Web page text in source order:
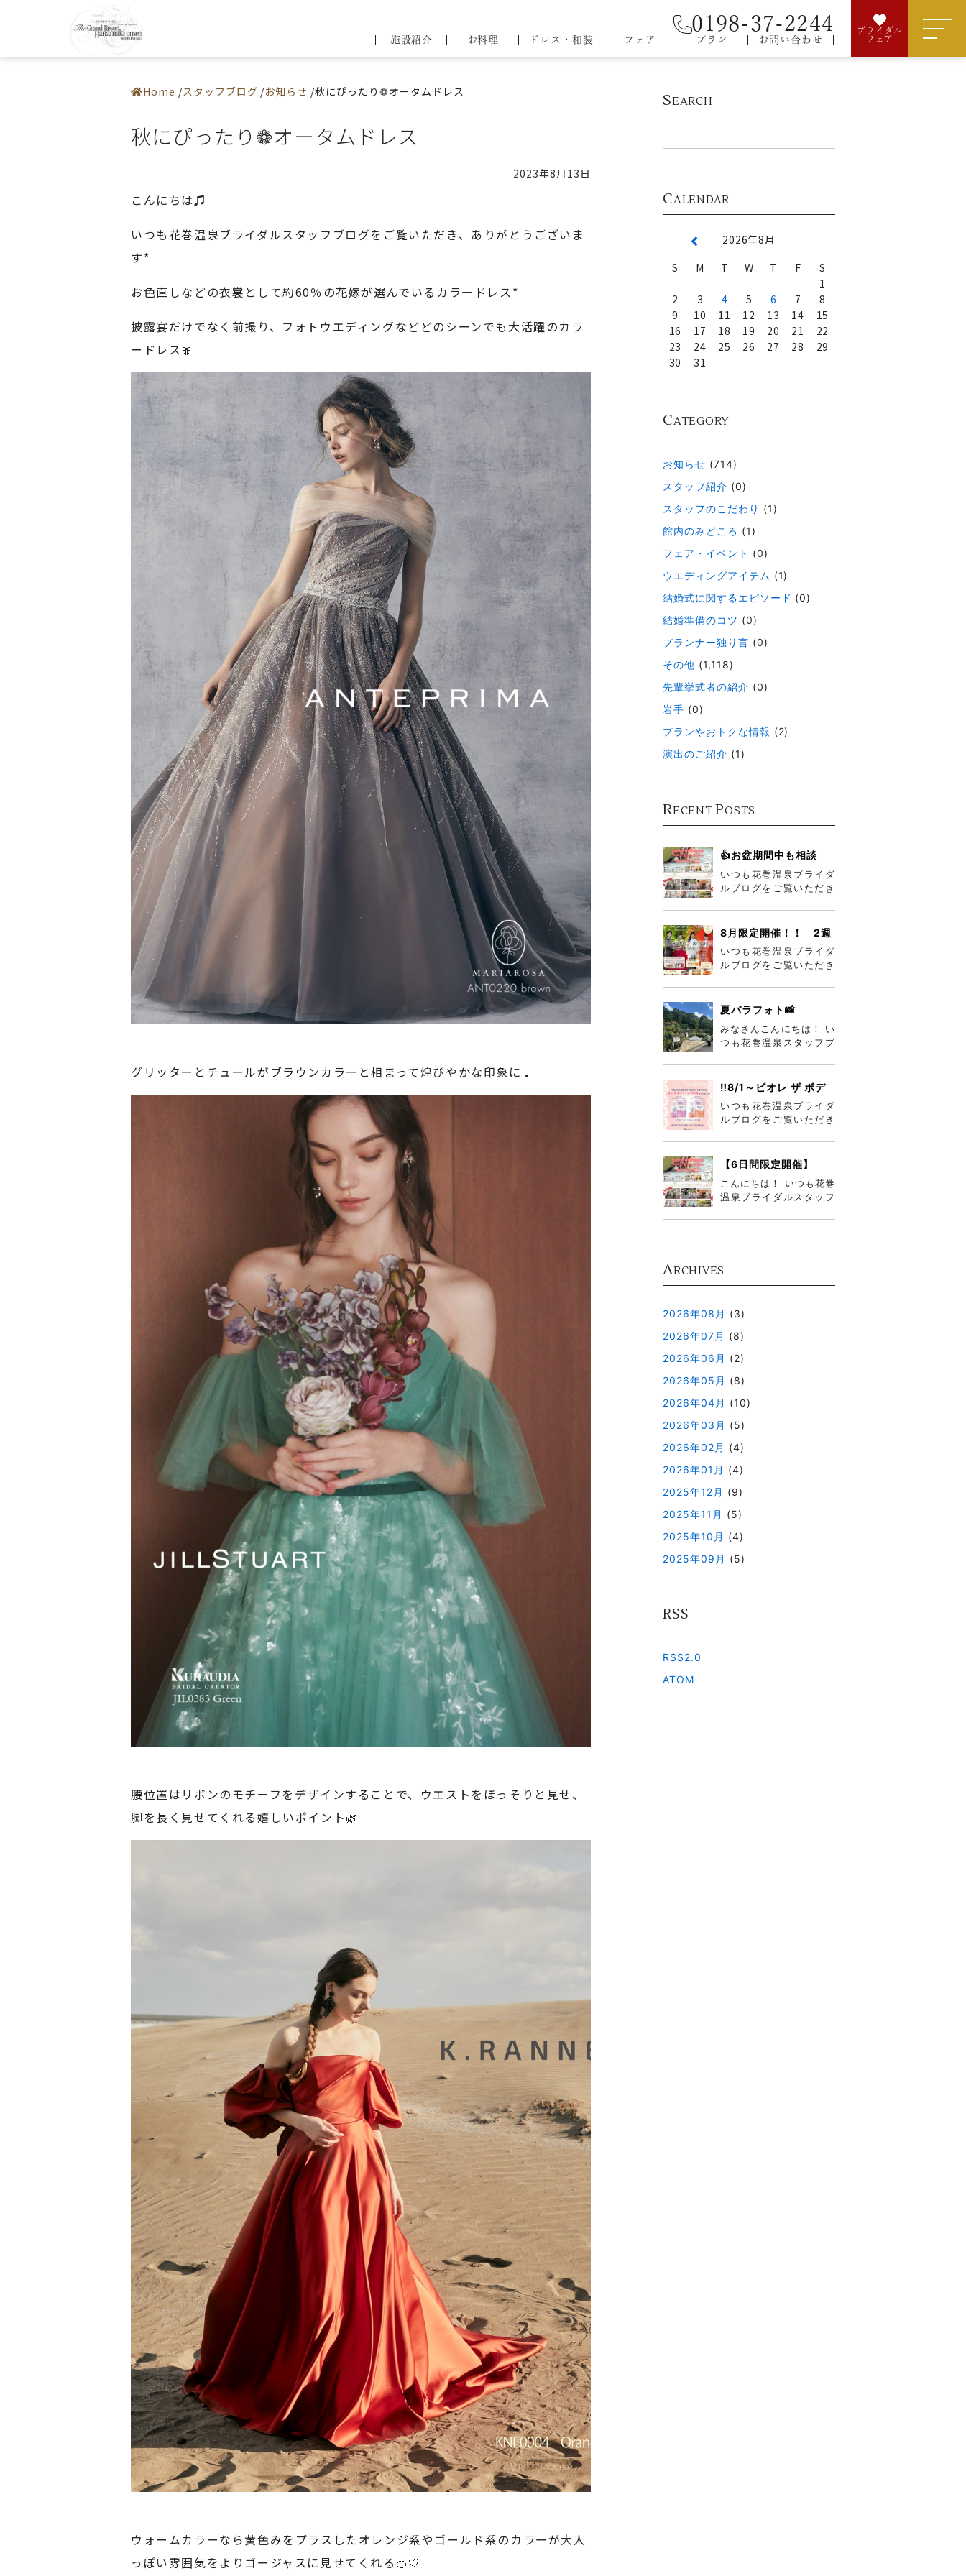
0198-37-2244
施設紹介 お料理 ドレス・和装 フェア プラン お問い合わせ
ブライダル
フェア
フェア
― 宴会会場
お知らせ・イベント
ウエディングレポート
ステイウエディング
ご成約の方へ
お問い合わせ
Home スタッフブログ お知らせ 秋にぴったり❁オータムドレス
秋にぴったり❁オータムドレス
2023年8月13日
こんにちは♫
いつも花巻温泉ブライダルスタッフブログをご覧いただき、ありがとうございま
す*
お色直しなどの衣裳として約60％の花嫁が選んでいるカラードレス*
披露宴だけでなく前撮り、フォトウエディングなどどのシーンでも大活躍のカラ
ードレス🎀
グリッターとチュールがブラウンカラーと相まって煌びやかな印象に♩
腰位置はリボンのモチーフをデザインすることで、ウエストをほっそりと見せ、
脚を長く見せてくれる嬉しいポイント🌿
ウォームカラーなら黄色みをプラスしたオレンジ系やゴールド系のカラーが大人
っぽい雰囲気をよりゴージャスに見せてくれる🍊🤍
SEARCH
CALENDAR
2026年8月
S
M T W T F
S
1
2
3 4 5 6 7
8
9
10 11 12 13 14
15
16
17 18 19 20 21
22
23
24 25 26 27 28
29
30
31
CATEGORY
お知らせ (714)
スタッフ紹介 (0)
スタッフのこだわり (1)
館内のみどころ (1)
フェア・イベント (0)
ウエディングアイテム (1)
結婚式に関するエピソード (0)
結婚準備のコツ (0)
プランナー独り言 (0)
その他 (1,118)
先輩挙式者の紹介 (0)
岩手 (0)
プランやおトクな情報 (2)
演出のご紹介 (1)
RECENTPOSTS
👍お盆期間中も相談
会・フェア開催中👍
いつも花巻温泉ブライダ
ルブログをご覧いただき
梅雨が明け、本格的に夏
到来ですね
8月限定開催！！ 2週
連続花巻温泉コスチュ
ームフェア
いつも花巻温泉ブライダ
ルブログをご覧いただき
週連続
夏バラフォト📸
みなさんこんにちは！ い
つも花巻温泉スタッフブ
がとうございま
す°˖✧◝(⁰▿⁰
‼️8/1～ビオレ ザ ボデ
ィ詰め合わせプレゼン
ト‼️
いつも花巻温泉ブライダ
ルブログをご覧いただき
が明けそう
【6日間限定開催】
8/11～16♡お盆サマー
ウエディングフェア♡
こんにちは！ いつも花巻
温泉ブライダルスタッフ
ありがとうございます☆
ARCHIVES
2026年08月 (3)
2026年07月 (8)
2026年06月 (2)
2026年05月 (8)
2026年04月 (10)
2026年03月 (5)
2026年02月 (4)
2026年01月 (4)
2025年12月 (9)
2025年11月 (5)
2025年10月 (4)
2025年09月 (5)
RSS
RSS2.0
ATOM